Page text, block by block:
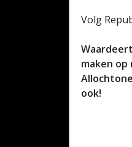
Volg
maken op
ook!